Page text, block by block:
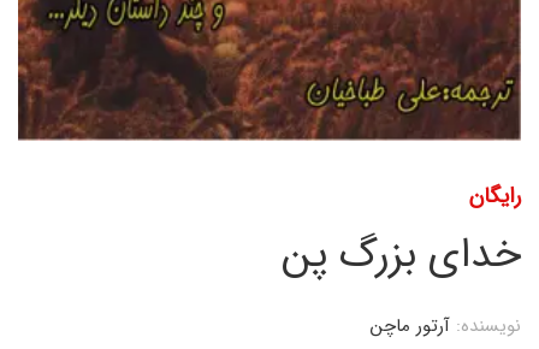
رایگان
خدای بزرگ پن
نویسنده: آرتور ماچن